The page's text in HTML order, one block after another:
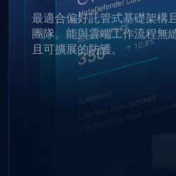
最適合偏好託管式基礎架構
團隊。能與雲端工作流程無
且可擴展的防護。